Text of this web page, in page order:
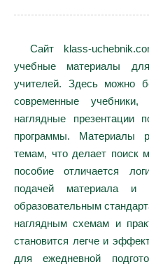
Сайт klass-
учебные материалы
учителей. Здесь можно
современные
наглядные презентации
программы. Материалы
темам, что делает поиск
пособие отличается
подачей материала и
образовательным
наглядным схемам и
становится легче и
для ежедневной